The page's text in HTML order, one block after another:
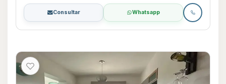
Consultar Whatsapp